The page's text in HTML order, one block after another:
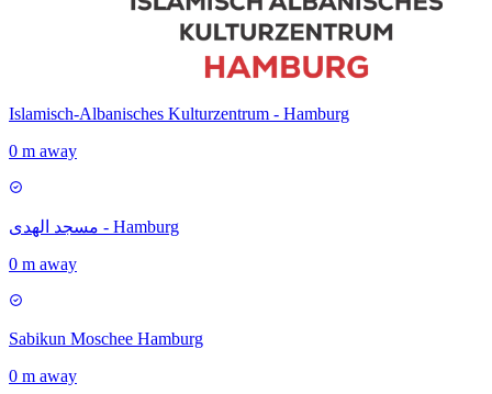
Islamisch-Albanisches Kulturzentrum - Hamburg
0 m away
مسجد الهدى - Hamburg
0 m away
Sabikun Moschee Hamburg
0 m away